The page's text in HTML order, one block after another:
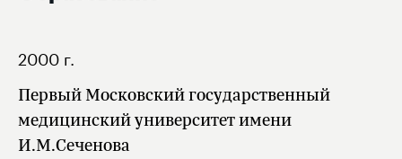
2000 г.
Первый Московский государственный
медицинский университет имени
И.М.Сеченова